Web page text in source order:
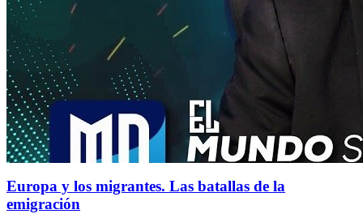
Europa y los migrantes. Las batallas de la
emigración